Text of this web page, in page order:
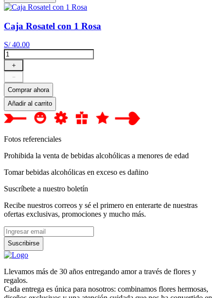
Caja Rosatel con 1 Rosa
S/ 40.00
＋
－
Comprar ahora
Añadir al carrito
Fotos referenciales
Prohibida la venta de bebidas alcohólicas a menores de edad
Tomar bebidas alcohólicas en exceso es dañino
Suscríbete a nuestro boletín
Recibe nuestros correos y sé el primero en enterarte de nuestras
ofertas exclusivas, promociones y mucho más.
Suscribirse
Llevamos más de 30 años entregando amor a través de flores y
regalos.
Cada entrega es única para nosotros: combinamos flores hermosas,